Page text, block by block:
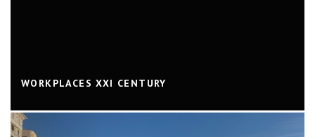
WORKPLACES XXI CENTURY